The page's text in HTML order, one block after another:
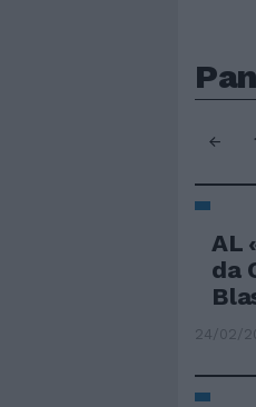
AL
da
24/02/